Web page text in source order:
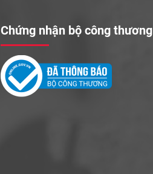
Chứng nhận bộ công thương